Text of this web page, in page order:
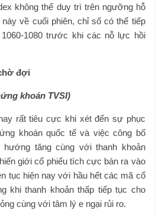
không thể duy trì trên ngưỡng hỗ
về cuối phiên, chỉ số có thể tiếp
1080 trước khi các nỗ lực hồi
đợi
khoán TVSI)
rất tiêu cực khi xét đến sự phục
khoán quốc tế và việc công bố
hướng tăng cùng với thanh khoản
giới cổ phiếu tích cực bán ra vào
tục hiện nay với hầu hết các mã cổ
khi thanh khoản thấp tiếp tục cho
cùng với tâm lý e ngại rủi ro.